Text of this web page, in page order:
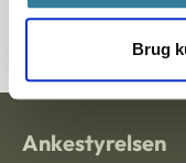
Brug
5200582-12
Ankestyrelsen